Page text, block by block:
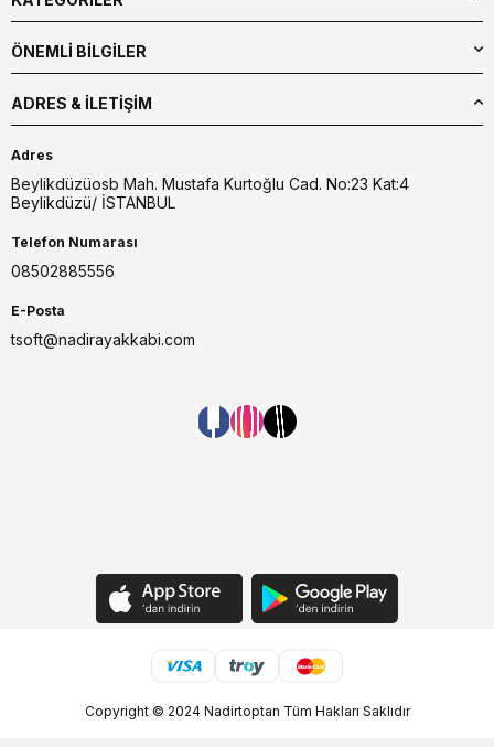
ÖNEMLİ BİLGİLER
ADRES & İLETIŞIM
Adres
Beylikdüzüosb Mah. Mustafa Kurtoğlu Cad. No:23 Kat:4
Beylikdüzü/ İSTANBUL
Telefon Numarası
08502885556
E-Posta
tsoft@nadirayakkabi.com
Copyright © 2024 Nadirtoptan Tüm Hakları Saklıdır